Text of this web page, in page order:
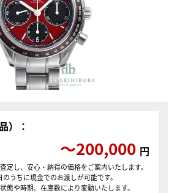
）：
〜200,000 円
定し、安心・納得の価格をご案内いたします。
うちに現金でのお渡しが可能です。
態や時期、在庫数により変動いたします。